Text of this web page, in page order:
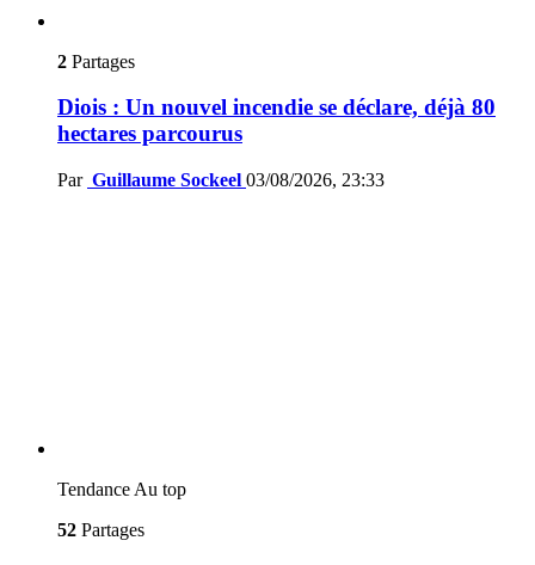
2 Partages
Diois : Un nouvel incendie se déclare, déjà 80
hectares parcourus
Par Guillaume Sockeel 03/08/2026, 23:33
Tendance Au top
52 Partages